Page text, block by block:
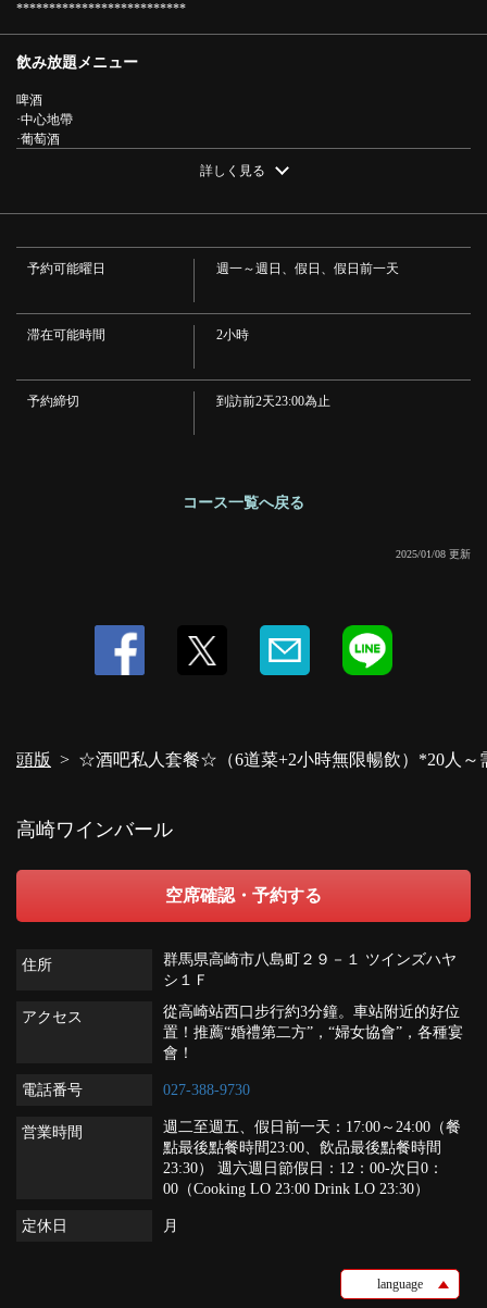
**************************
飲み放題メニュー
啤酒
·中心地帶
·葡萄酒
Verano Kir
·酸
·雞尾酒
・【琴酒】琴酒、琴酒、橙花 【龍舌蘭酒】龍舌蘭日出、墨西哥可樂 【蘭姆
・[卡西斯]卡西斯葡萄柚、卡西斯橙子、卡西斯烏龍茶 [桃子]雷鬼潘趣酒、毛茸
子荔枝烏龍茶・秀蘭鄧波兒・薩拉託加冷卻器・灰姑娘
詳しく見る
予約可能曜日 週一～週日、假日、假日前一天
滞在可能時間 2小時
予約締切 到訪前2天23:00為止
コース一覧へ戻る
2025/01/08 更新
頭版 ☆酒吧私人套餐☆（6道菜+2小時無限暢飲）*20人～
高崎ワインバール
空席確認・予約する
住所
群馬県高崎市八島町２９－１ ツインズハヤ
シ１Ｆ
アクセス
從高崎站西口步行約3分鐘。車站附近的好位
置！推薦“婚禮第二方”，“婦女協會”，各種宴
會！
電話番号 027-388-9730
営業時間
週二至週五、假日前一天：17:00～24:00（餐
點最後點餐時間23:00、飲品最後點餐時間
23:30） 週六週日節假日：12：00-次日0：
00（Cooking LO 23:00 Drink LO 23:30）
定休日 月
language